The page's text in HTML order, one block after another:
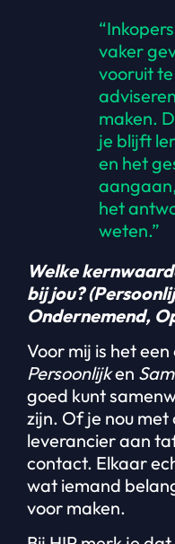
vaker
vooruit
maken.
je blijft
en het
het
weten.”
Welke
bij jou?
Ondernemend,
Voor mij is het
Persoonlijken
goed kunt
zijn. Of je nou met
leverancier aan
contact. Elkaar
wat iemand
voor maken.